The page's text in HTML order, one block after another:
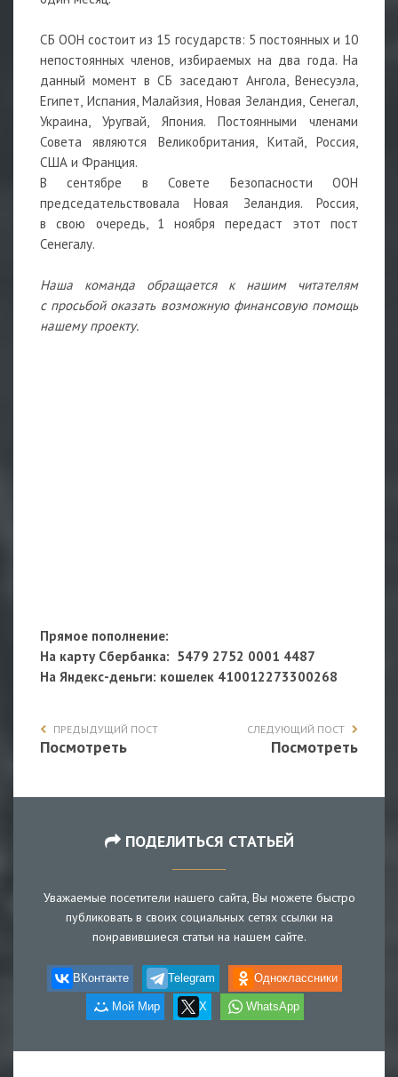
СБ ООН состоит из 15 государств: 5 постоянных и 10
непостоянных членов, избираемых на два года. На
данный момент в СБ заседают Ангола, Венесуэла,
Египет, Испания, Малайзия, Новая Зеландия, Сенегал,
Украина, Уругвай, Япония. Постоянными членами
Совета являются Великобритания, Китай, Россия,
США и Франция.
В сентябре в Совете Безопасности ООН
председательствовала Новая Зеландия. Россия,
в свою очередь, 1 ноября передаст этот пост
Сенегалу.
Наша команда обращается к нашим читателям
с просьбой оказать возможную финансовую помощь
нашему проекту.
Прямое пополнение:
На карту Сбербанка: 5479 2752 0001 4487
На Яндекс-деньги: кошелек 410012273300268
ПРЕДЫДУЩИЙ ПОСТ
Посмотреть
СЛЕДУЮЩИЙ ПОСТ
Посмотреть
ПОДЕЛИТЬСЯ СТАТЬЕЙ
Уважаемые посетители нашего сайта, Вы можете быстро
публиковать в своих социальных сетях ссылки на
понравившиеся статьи на нашем сайте.
ВКонтакте Telegram Одноклассники
Мой Мир X WhatsApp